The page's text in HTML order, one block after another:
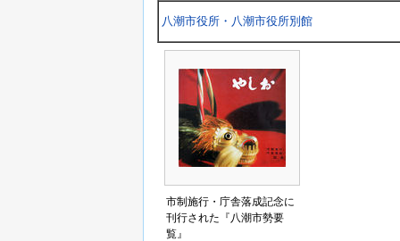
八潮市役所・八潮市役所別館
市制施行・庁舎落成記念に
刊行された『八潮市勢要
覧』